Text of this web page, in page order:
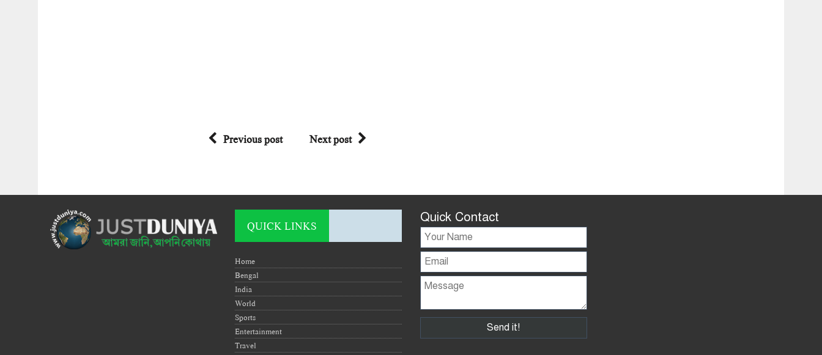
Previous post Next post
QUICK LINKS
Home
Bengal
India
World
Sports
Entertainment
Travel
Quick Contact